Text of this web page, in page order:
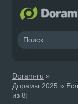
Doram-ru »
Дорамы 2025 »
из 8]